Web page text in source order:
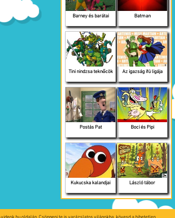
Barney és barátai Batman
Tini nindzsa teknőcök Az igazság ifú ligája
Postás Pat Boci és Pipi
Kukucska kalandjai László tábor